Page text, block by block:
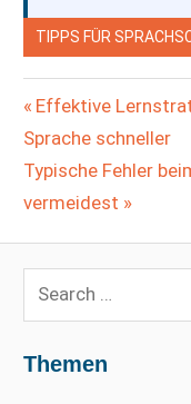
TIPPS FÜR
Previous
Post:
Effektive
Sprache schneller
Next
Post:
Typische Fehler
vermeidest
Themen